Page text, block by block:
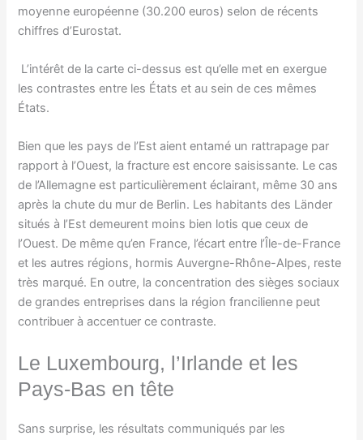
moyenne européenne (30.200 euros) selon de récents
chiffres d’Eurostat.
L’intérêt de la carte ci-dessus est qu’elle met en exergue
les contrastes entre les États et au sein de ces mêmes
États.
Bien que les pays de l’Est aient entamé un rattrapage par
rapport à l’Ouest, la fracture est encore saisissante. Le cas
de l’Allemagne est particulièrement éclairant, même 30 ans
après la chute du mur de Berlin. Les habitants des Länder
situés à l’Est demeurent moins bien lotis que ceux de
l’Ouest. De même qu’en France, l’écart entre l’Île-de-France
et les autres régions, hormis Auvergne-Rhône-Alpes, reste
très marqué. En outre, la concentration des sièges sociaux
de grandes entreprises dans la région francilienne peut
contribuer à accentuer ce contraste.
Le Luxembourg, l’Irlande et les
Pays-Bas en tête
Sans surprise, les résultats communiqués par les